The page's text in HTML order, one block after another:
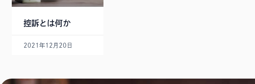
控訴とは何か
2021年12月20日